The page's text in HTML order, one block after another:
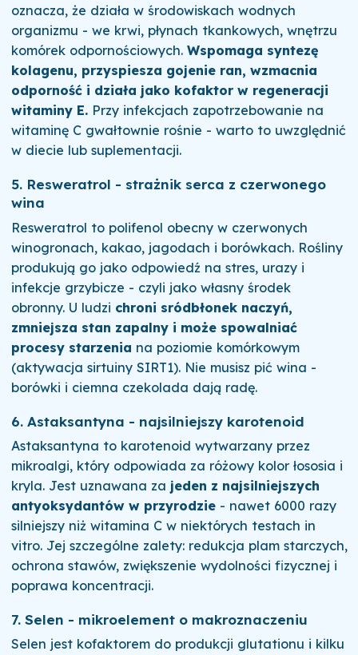
oznacza, że działa w środowiskach wodnych
organizmu - we krwi, płynach tkankowych, wnętrzu
komórek odpornościowych. Wspomaga syntezę
kolagenu, przyspiesza gojenie ran, wzmacnia
odporność i działa jako kofaktor w regeneracji
witaminy E.Przy infekcjach zapotrzebowanie na
witaminę C gwałtownie rośnie - warto to uwzględnić
w diecie lub suplementacji.
5. Resweratrol - strażnik serca z czerwonego
wina
Resweratrol to polifenol obecny w czerwonych
winogronach, kakao, jagodach i borówkach. Rośliny
produkują go jako odpowiedź na stres, urazy i
infekcje grzybicze - czyli jako własny środek
obronny. U ludzi chroni sródbłonek naczyń,
zmniejsza stan zapalny i może spowalniać
procesy starzenia na poziomie komórkowym
(aktywacja sirtuiny SIRT1). Nie musisz pić wina -
borówki i ciemna czekolada dają radę.
6. Astaksantyna - najsilniejszy karotenoid
Astaksantyna to karotenoid wytwarzany przez
mikroalgi, który odpowiada za różowy kolor łososia i
kryla. Jest uznawana za jeden z najsilniejszych
antyoksydantów w przyrodzie- nawet 6000 razy
silniejszy niż witamina C w niektórych testach in
vitro. Jej szczególne zalety: redukcja plam starczych,
ochrona stawów, zwiększenie wydolności fizycznej i
poprawa koncentracji.
7. Selen - mikroelement o makroznaczeniu
Selen jest kofaktorem do produkcji glutationu i kilku